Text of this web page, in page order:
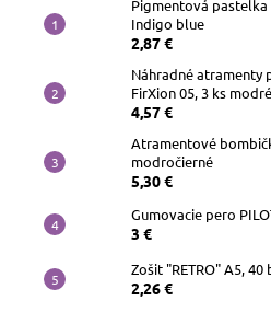
Pigmentová pastelka
Indigo blue
2,87 €
Náhradné atramenty
FirXion 05, 3 ks modré
4,57 €
Atramentové
modročierné
5,30 €
Gumovacie pero
3 €
Zošit "RETRO" A5,
2,26 €